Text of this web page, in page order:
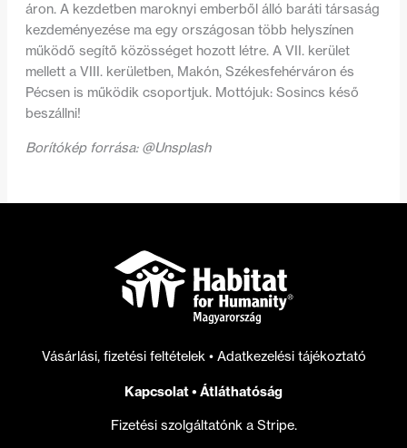
áron. A kezdetben maroknyi emberből álló baráti társaság
kezdeményezése ma egy országosan több helyszínen
működő segítő közösséget hozott létre. A VII. kerület
mellett a VIII. kerületben, Makón, Székesfehérváron és
Pécsen is működik csoportjuk. Mottójuk: Sosincs késő
beszállni!
Borítókép forrása: @Unsplash
Vásárlási, fizetési feltételek • Adatkezelési tájékoztató
Kapcsolat• Átláthatóság
Fizetési szolgáltatónk a Stripe.